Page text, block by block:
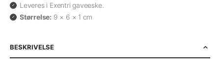
Leveres i Exentri gaveeske.
Størrelse: 9 × 6 × 1 cm
BESKRIVELSE